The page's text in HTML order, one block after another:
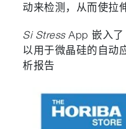
动来检测，从而使拉
Si StressApp 嵌入了
以用于微晶硅的自动
析报告